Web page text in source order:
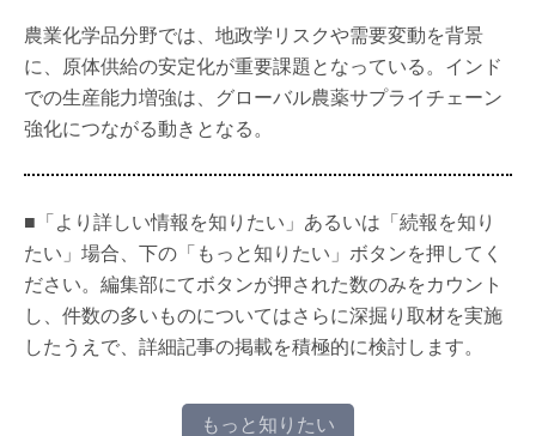
農業化学品分野では、地政学リスクや需要変動を背景
に、原体供給の安定化が重要課題となっている。インド
での生産能力増強は、グローバル農薬サプライチェーン
強化につながる動きとなる。
■「より詳しい情報を知りたい」あるいは「続報を知り
たい」場合、下の「もっと知りたい」ボタンを押してく
ださい。編集部にてボタンが押された数のみをカウント
し、件数の多いものについてはさらに深掘り取材を実施
したうえで、詳細記事の掲載を積極的に検討します。
もっと知りたい